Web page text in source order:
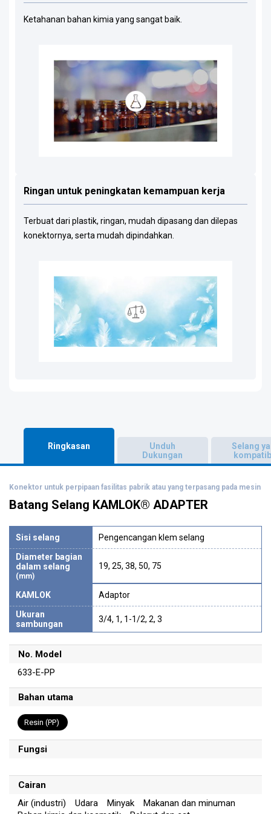
Ketahanan bahan kimia yang sangat baik.
Ringan untuk peningkatan kemampuan kerja
Terbuat dari plastik, ringan, mudah dipasang dan dilepas
konektornya, serta mudah dipindahkan.
Ringkasan
Unduh
Dukungan
Selang
Batang Selang KAMLOK® ADAPTER
Konektor untuk perpipaan fasilitas pabrik atau yang terpasang pada mesin
Sisi selang
Pengencangan klem selang
Diameter bagian
dalam selang
(mm)
19, 25, 38, 50, 75
KAMLOK
Adaptor
Ukuran
sambungan
3/4, 1, 1-1/2, 2, 3
No. Model
633-E-PP
Bahan utama
Resin (PP)
Fungsi
Cairan
Air (industri) Udara Minyak Makanan dan minuman